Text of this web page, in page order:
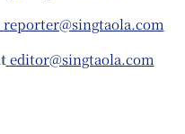
reporter@singtaola.com
editor@singtaola.com